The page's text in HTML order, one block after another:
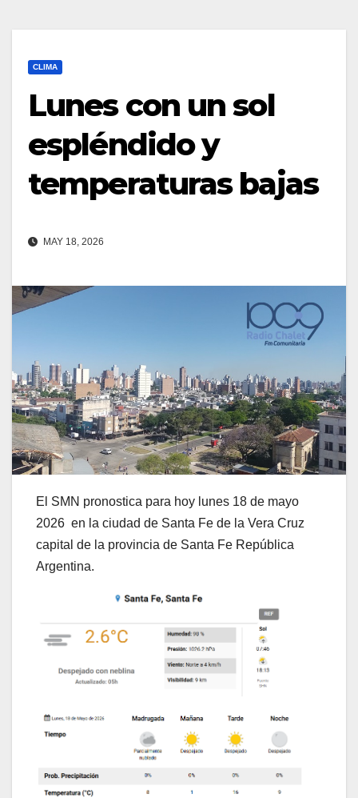
CLIMA
Lunes con un sol
espléndido y
temperaturas bajas
MAY 18, 2026
El SMN pronostica para hoy lunes 18 de mayo
2026 en la ciudad de Santa Fe de la Vera Cruz
capital de la provincia de Santa Fe República
Argentina.